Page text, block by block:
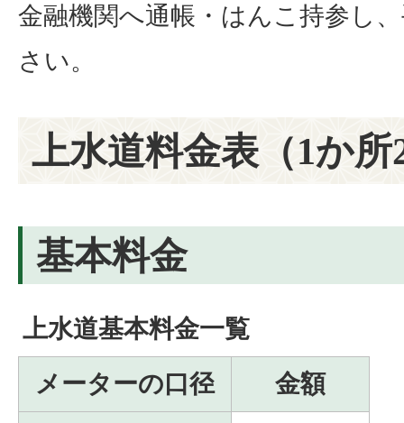
金融機関へ通帳・はんこ持参し
さい。
上水道料金表（1か
基本料金
上水道基本料金一覧
メーターの口径
金額